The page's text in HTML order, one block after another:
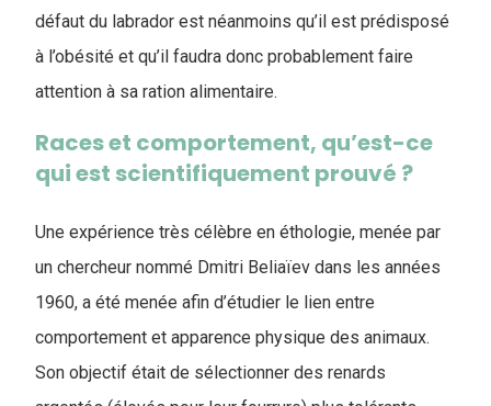
défaut du labrador est néanmoins qu’il est prédisposé
à l’obésité et qu’il faudra donc probablement faire
attention à sa ration alimentaire.
Races et comportement, qu’est-ce
qui est scientifiquement prouvé ?
Une expérience très célèbre en éthologie, menée par
un chercheur nommé Dmitri Beliaïev dans les années
1960, a été menée afin d’étudier le lien entre
comportement et apparence physique des animaux.
Son objectif était de sélectionner des renards